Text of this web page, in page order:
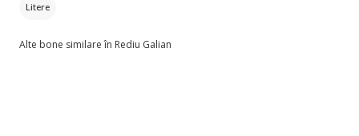
Litere
Alte bone similare în Rediu Galian